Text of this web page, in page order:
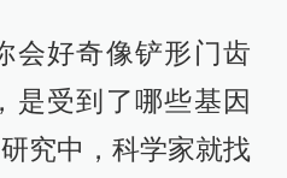
会好奇像铲形门齿
是受到了哪些基因
究中，科学家就找